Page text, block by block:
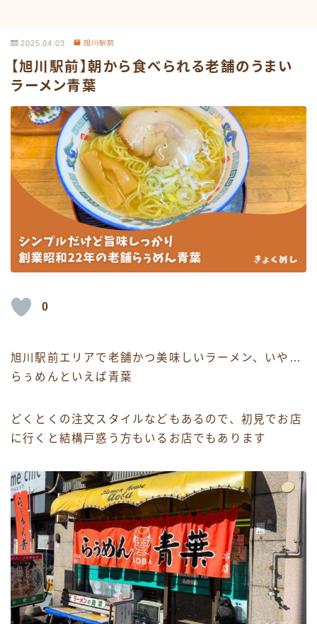
2025.04.03 旭川駅前
【旭川駅前】朝から食べられる老舗のうまい
ラーメン青葉
0
旭川駅前エリアで老舗かつ美味しいラーメン、いや…
らぅめんといえば青葉
どくとくの注文スタイルなどもあるので、初見でお店
に行くと結構戸惑う方もいるお店でもあります